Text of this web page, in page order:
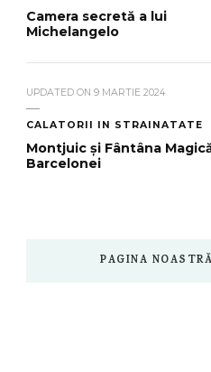
Camera secretă a lui
Michelangelo
UPDATED ON 9 MARTIE 2024
CALATORII IN STRAINATATE
Montjuic și Fântâna
Barcelonei
PAGINA